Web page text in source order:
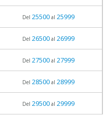
Del 25500al 25999
Del 26500al 26999
Del 27500al 27999
Del 28500al 28999
Del 29500al 29999